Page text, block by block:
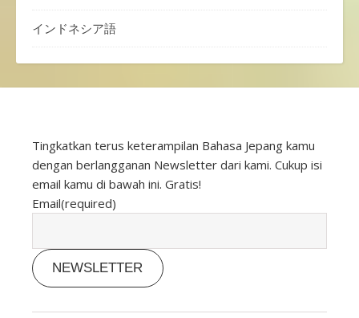
インドネシア語
Tingkatkan terus keterampilan Bahasa Jepang kamu
dengan berlangganan Newsletter dari kami. Cukup isi
email kamu di bawah ini. Gratis!
Email(required)
NEWSLETTER